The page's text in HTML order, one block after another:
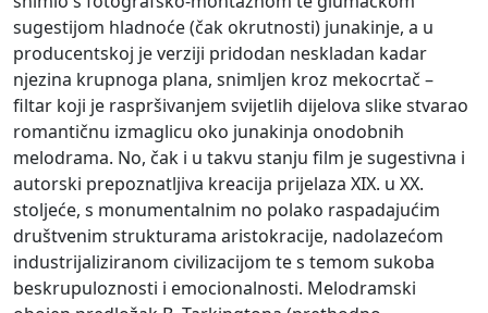
sugestijom hladnoće (čak okrutnosti) junakinje, a u
producentskoj je verziji pridodan neskladan kadar
njezina krupnoga plana, snimljen kroz mekocrtač –
filtar koji je raspršivanjem svijetlih dijelova slike stvarao
romantičnu izmaglicu oko junakinja onodobnih
melodrama. No, čak i u takvu stanju film je sugestivna i
autorski prepoznatljiva kreacija prijelaza XIX. u XX.
stoljeće, s monumentalnim no polako raspadajućim
društvenim strukturama aristokracije, nadolazećom
industrijaliziranom civilizacijom te s temom sukoba
beskrupuloznosti i emocionalnosti. Melodramski